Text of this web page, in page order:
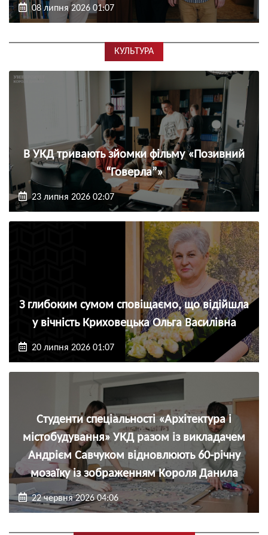
08 липня 2026 01:07
КУЛЬТУРА
В УКД тривають зйомки фільму «Позивний
“Говерла”»
23 липня 2026 02:07
З глибоким сумом сповіщаємо, що відійшла
у вічність Криховецька Ольга Василівна
20 липня 2026 01:07
Студенти спеціальності «Архітектура і
містобудування» УКД разом із викладачем
Андрієм Савчуком відновлюють 60-річну
мозаїку із зображенням Короля Данила
22 червня 2026 04:06